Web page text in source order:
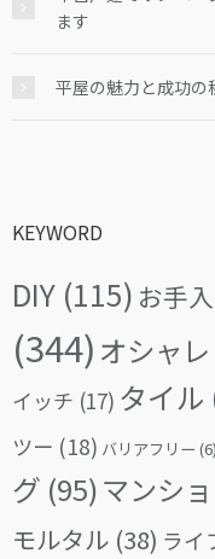
ます
平屋の魅力と成功
KEYWORD
DIY (115) お手
(344) オシャレ
イッチ (17) タイル
ツー (18) バリアフリー (6)
グ (95)マンシ
モルタル (38) ライ